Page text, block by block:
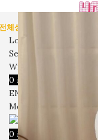
체상품
Login / Register
Search
Wishlist
0 items
ENG
Menu
0 items